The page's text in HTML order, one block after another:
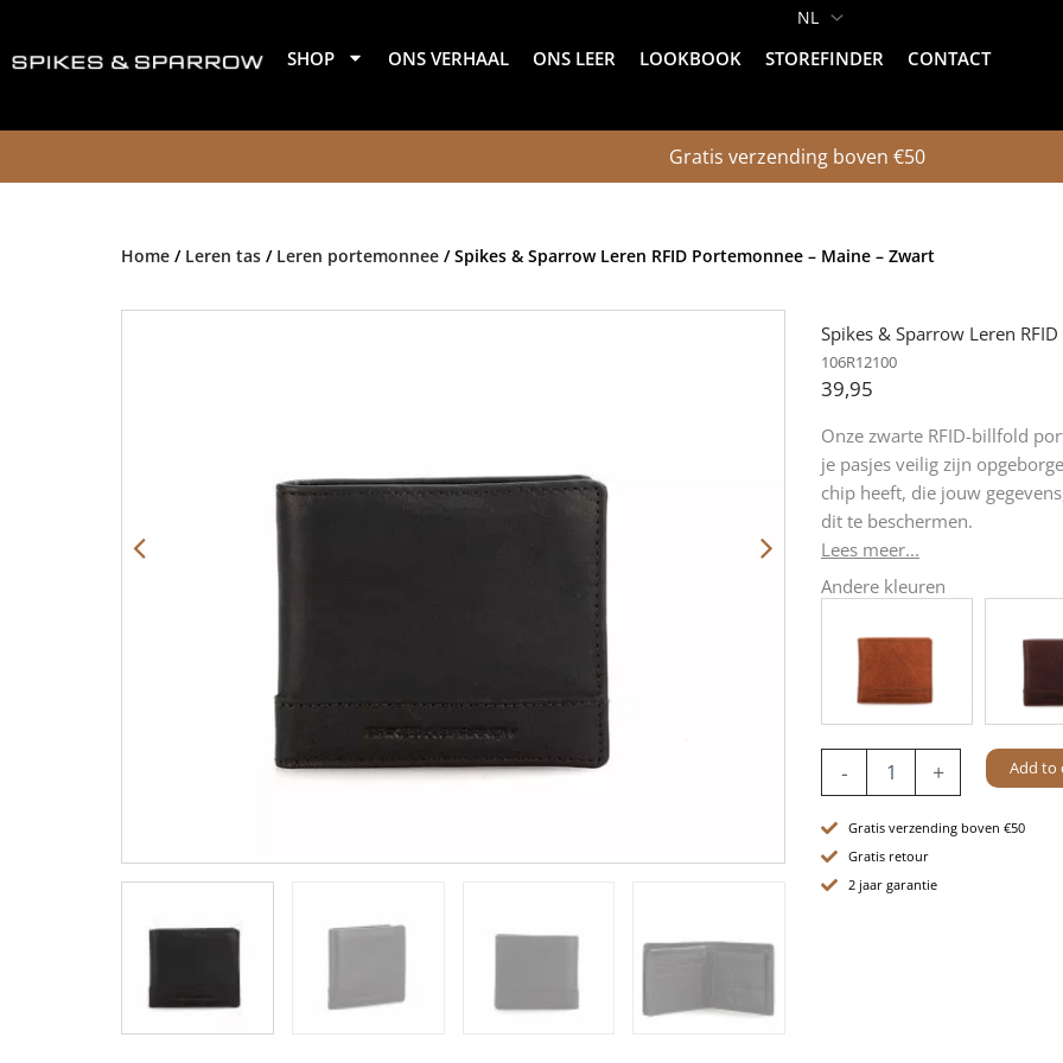
content
SHOP ONS VERHAAL ONS LEER LOOKBOOK STOREFINDER CONTACT
Gratis verzending boven €50
Home / Leren tas / Leren portemonnee / Spikes & Sparrow Leren RFID Portemonnee – Maine – Zwart
Spikes & Sparrow Leren
106R12100
39,95
Onze zwarte RFID-billfold
je pasjes veilig zijn
chip heeft, die jouw
dit te beschermen.
Lees meer...
Andere kleuren
-
RFID
-
Maine
-
Zwart
+ Add to
Gratis verzending boven €50
Gratis retour
2 jaar garantie